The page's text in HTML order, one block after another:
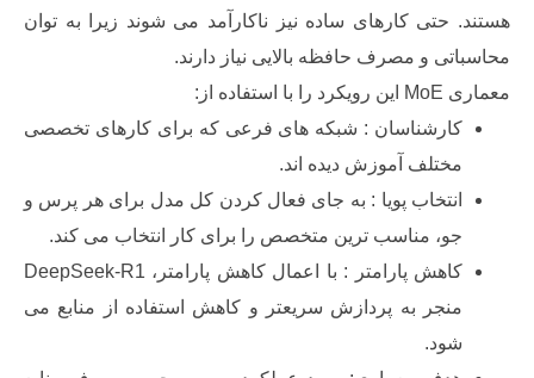
حتی کارهای ساده نیز ناکارآمد می شوند زیرا به توان
و مصرف حافظه بالایی نیاز دارند.
: شبکه های فرعی که برای کارهای تخصصی
آموزش دیده اند.
پویا : به جای فعال کردن کل مدل برای هر پرس و
مناسب ترین متخصص را برای کار انتخاب می کند.
کاهش پارامتر : با اعمال کاهش پارامتر، DeepSeek-R1
به پردازش سریعتر و کاهش استفاده از منابع می